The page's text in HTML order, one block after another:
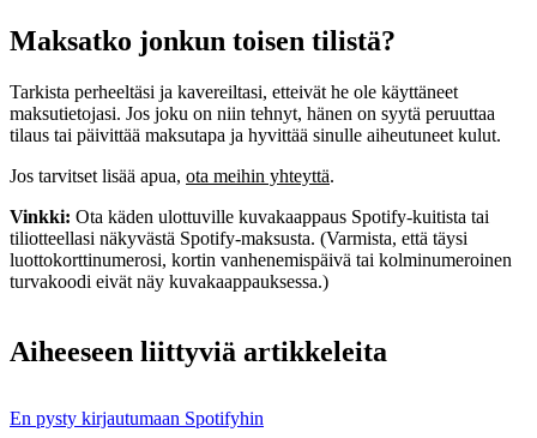
Maksatko jonkun toisen tilistä?
Tarkista perheeltäsi ja kavereiltasi, etteivät he ole käyttäneet
maksutietojasi. Jos joku on niin tehnyt, hänen on syytä peruuttaa
tilaus tai päivittää maksutapa ja hyvittää sinulle aiheutuneet kulut.
Jos tarvitset lisää apua, ota meihin yhteyttä.
Vinkki: Ota käden ulottuville kuvakaappaus Spotify-kuitista tai
tiliotteellasi näkyvästä Spotify-maksusta. (Varmista, että täysi
luottokorttinumerosi, kortin vanhenemispäivä tai kolminumeroinen
turvakoodi eivät näy kuvakaappauksessa.)
Aiheeseen liittyviä artikkeleita
En pysty kirjautumaan Spotifyhin